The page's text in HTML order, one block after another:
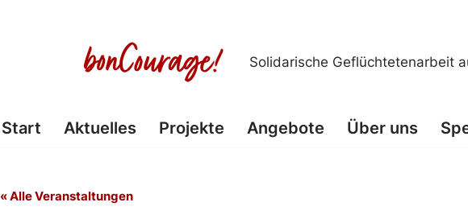
Solidarische Geflüchtetenarbeit
Start Aktuelles Projekte Angebote Über uns
« Alle Veranstaltungen